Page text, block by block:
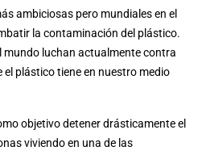
ambiciosas pero mundiales en el
la contaminación del plástico.
mundo luchan actualmente contra
el plástico tiene en nuestro medio
objetivo detener drásticamente el
viviendo en una de las